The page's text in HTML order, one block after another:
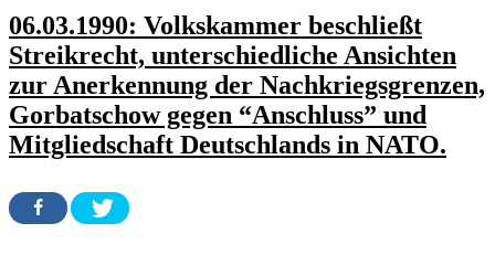
06.03.1990: Volkskammer beschließt
Streikrecht, unterschiedliche Ansichten
zur Anerkennung der Nachkriegsgrenzen,
Gorbatschow gegen “Anschluss” und
Mitgliedschaft Deutschlands in NATO.